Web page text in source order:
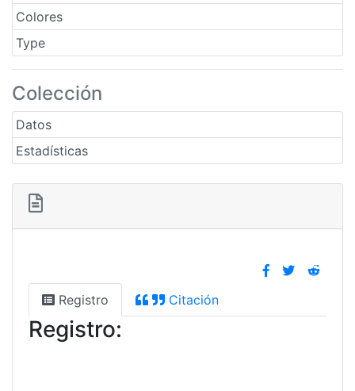
Colores
Type
Colección
Datos
Estadísticas
Registro Citación
Registro: